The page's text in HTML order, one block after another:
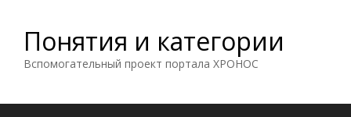
Понятия и категории
Вспомогательный проект портала ХРОНОС